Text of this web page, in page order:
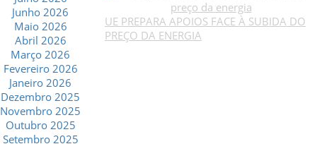
Junho 2026
Maio 2026
Abril 2026
Março 2026
Fevereiro 2026
Janeiro 2026
Dezembro 2025
Novembro 2025
Outubro 2025
Setembro 2025
UE PREPARA APOIOS FACE À SUBIDA DO
PREÇO DA ENERGIA